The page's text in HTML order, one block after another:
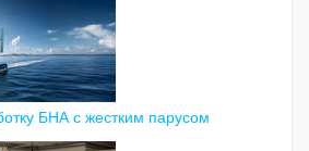
БНА с жестким парусом